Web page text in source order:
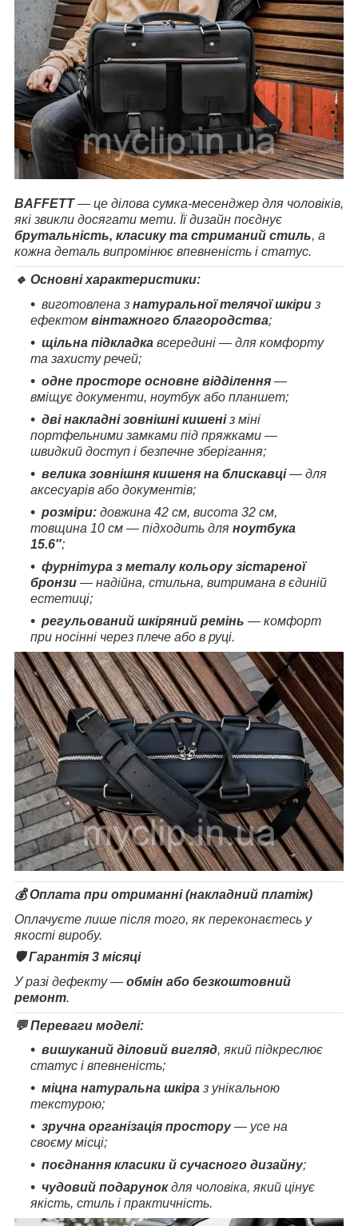
BAFFETT— це ділова сумка-месенджер для чоловіків,
які звикли досягати мети. Її дизайн поєднує
брутальність, класику та стриманий стиль, а
кожна деталь випромінює впевненість і статус.
🔹 Основні характеристики:
виготовлена з натуральної телячої шкіри з
ефектом вінтажного благородства;
щільна підкладка всередині — для комфорту
та захисту речей;
одне просторе основне відділення —
вміщує документи, ноутбук або планшет;
дві накладні зовнішні кишеніз міні
портфельними замками під пряжками —
швидкий доступ і безпечне зберігання;
велика зовнішня кишеня на блискавці— для
аксесуарів або документів;
розміри: довжина 42 см, висота 32 см,
товщина 10 см — підходить для ноутбука
15.6″;
фурнітура з металу кольору зістареної
бронзи — надійна, стильна, витримана в єдиній
естетиці;
регульований шкіряний ремінь — комфорт
при носінні через плече або в руці.
💰Оплата при отриманні (накладний платіж)
Оплачуєте лише після того, як переконаєтесь у
якості виробу.
🛡️Гарантія 3 місяці
У разі дефекту — обмін або безкоштовний
ремонт.
💬 Переваги моделі:
вишуканий діловий вигляд, який підкреслює
статус і впевненість;
міцна натуральна шкіра з унікальною
текстурою;
зручна організація простору— усе на
своєму місці;
поєднання класики й сучасного дизайну;
чудовий подарунокдля чоловіка, який цінує
якість, стиль і практичність.